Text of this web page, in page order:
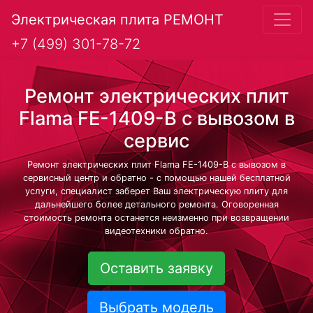
Электрическая плита РЕМОНТ
+7 (499) 301-78-72
Ремонт электрических плит
Flama FE-1409-B с вывозом в
сервис
Ремонт электрических плит Flama FE-1409-B с вывозом в
сервисный центр и обратно - с помощью нашей бесплатной
услуги, специалист заберет Ваш электрическую плиту для
дальнейшего более детального ремонта. Оговоренная
стоимость ремонта останется неизменно при возвращении
видеотехники обратно.
Оставить заявку
Выбрать модель